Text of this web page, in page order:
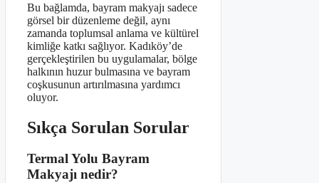
Bu bağlamda, bayram makyajı sadece
görsel bir düzenleme değil, aynı
zamanda toplumsal anlama ve kültürel
kimliğe katkı sağlıyor. Kadıköy’de
gerçekleştirilen bu uygulamalar, bölge
halkının huzur bulmasına ve bayram
coşkusunun artırılmasına yardımcı
oluyor.
Sıkça Sorulan Sorular
Termal Yolu Bayram
Makyajı nedir?